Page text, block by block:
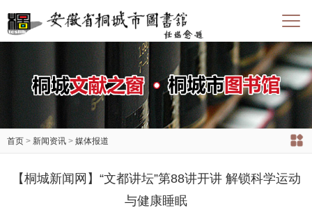
首页 > 新闻资讯 > 媒体报道
【桐城新闻网】“文都讲坛”第88讲开讲 解锁科学运动
与健康睡眠